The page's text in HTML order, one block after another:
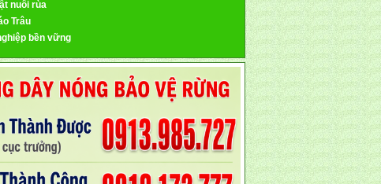
nuôi rùa
Trâu
bền vững